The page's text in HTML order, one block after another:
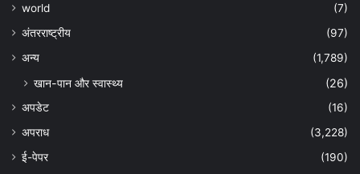
world
(7)
अंतरराष्ट्रीय
(97)
अन्‍य
(1,789)
खान-पान और स्वास्थ्य (26)
अपडेट
(16)
अपराध
(3,228)
ई-पेपर
(190)